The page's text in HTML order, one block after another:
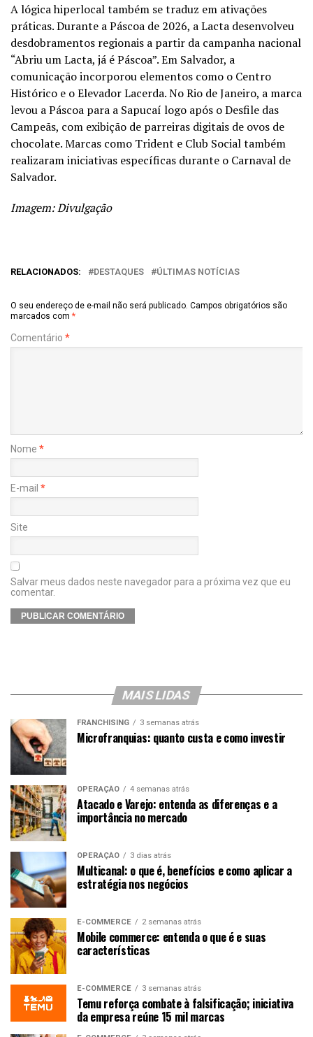
A lógica hiperlocal também se traduz em ativações
práticas. Durante a Páscoa de 2026, a Lacta desenvolveu
desdobramentos regionais a partir da campanha nacional
“Abriu um Lacta, já é Páscoa”. Em Salvador, a
comunicação incorporou elementos como o Centro
Histórico e o Elevador Lacerda. No Rio de Janeiro, a marca
levou a Páscoa para a Sapucaí logo após o Desfile das
Campeãs, com exibição de parreiras digitais de ovos de
chocolate. Marcas como Trident e Club Social também
realizaram iniciativas específicas durante o Carnaval de
Salvador.
Imagem: Divulgação
RELACIONADOS: DESTAQUES ÚLTIMAS NOTÍCIAS
O seu endereço de e-mail não será publicado. Campos obrigatórios são
marcados com *
Comentário *
Nome *
E-mail *
Site
Salvar meus dados neste navegador para a próxima vez que eu
comentar.
MAIS LIDAS
FRANCHISING 3 semanas atrás
Microfranquias: quanto custa e como investir
OPERAÇÃO 4 semanas atrás
Atacado e Varejo: entenda as diferenças e a
importância no mercado
OPERAÇÃO 3 dias atrás
Multicanal: o que é, benefícios e como aplicar a
estratégia nos negócios
E-COMMERCE 2 semanas atrás
Mobile commerce: entenda o que é e suas
características
E-COMMERCE 3 semanas atrás
Temu reforça combate à falsificação; iniciativa
da empresa reúne 15 mil marcas